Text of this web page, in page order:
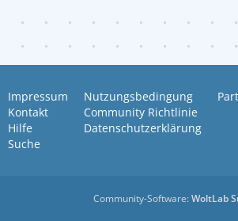
Impressum
Kontakt
Hilfe
Suche
Nutzungsbedingung
Community Richtlinie
Datenschutzerklärung
Community-Software:WoltLab